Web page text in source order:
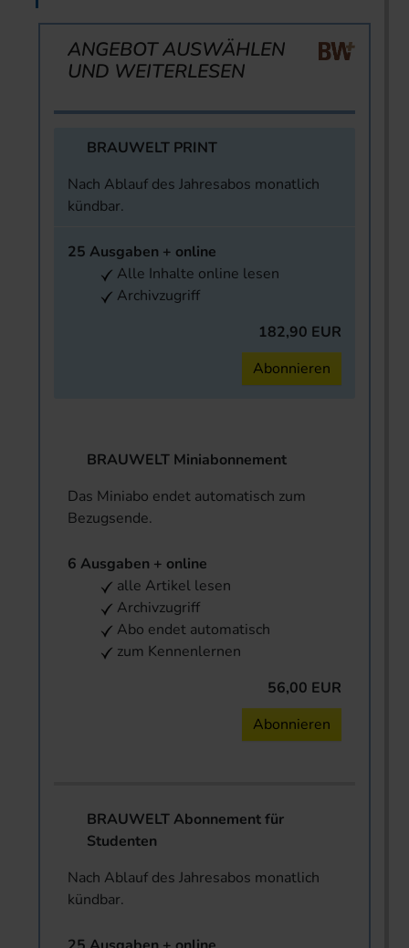
ANGEBOT AUSWÄHLEN
UND WEITERLESEN
BRAUWELT PRINT
Nach Ablauf des Jahresabos monatlich
kündbar.
25 Ausgaben + online
Alle Inhalte online lesen
Archivzugriff
182,90 EUR
Abonnieren
BRAUWELT Miniabonnement
Das Miniabo endet automatisch zum
Bezugsende.
6 Ausgaben + online
alle Artikel lesen
Archivzugriff
Abo endet automatisch
zum Kennenlernen
56,00 EUR
Abonnieren
BRAUWELT Abonnement für
Studenten
Nach Ablauf des Jahresabos monatlich
kündbar.